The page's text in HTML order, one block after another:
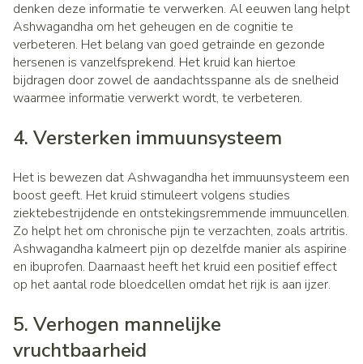
denken deze informatie te verwerken. Al eeuwen lang helpt
Ashwagandha om het geheugen en de cognitie te
verbeteren. Het belang van goed getrainde en gezonde
hersenen is vanzelfsprekend. Het kruid kan hiertoe
bijdragen door zowel de aandachtsspanne als de snelheid
waarmee informatie verwerkt wordt, te verbeteren.
4. Versterken immuunsysteem
Het is bewezen dat Ashwagandha het immuunsysteem een
boost geeft. Het kruid stimuleert volgens studies
ziektebestrijdende en ontstekingsremmende immuuncellen.
Zo helpt het om chronische pijn te verzachten, zoals artritis.
Ashwagandha kalmeert pijn op dezelfde manier als aspirine
en ibuprofen. Daarnaast heeft het kruid een positief effect
op het aantal rode bloedcellen omdat het rijk is aan ijzer.
5. Verhogen mannelijke
vruchtbaarheid